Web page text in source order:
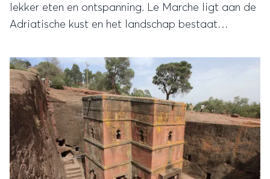
lekker eten en ontspanning. Le Marche ligt aan de
Adriatische kust en het landschap bestaat
heuvels.